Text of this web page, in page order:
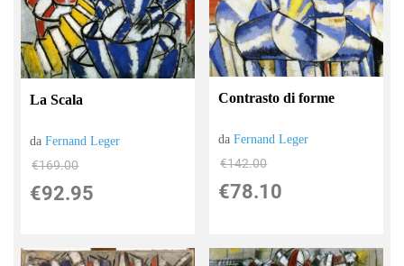
La Scala
daFernand Leger
€169.00
€92.95
Contrasto di forme
daFernand Leger
€142.00
€78.10